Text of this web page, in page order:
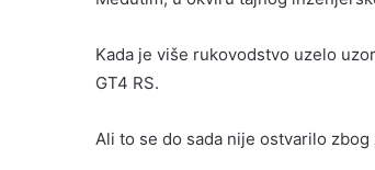
Kada je više rukovodstvo uzelo
GT4 RS.
Ali to se do sada nije ostvarilo